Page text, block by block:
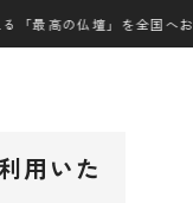
「最高の仏壇」を全国へ
用いた